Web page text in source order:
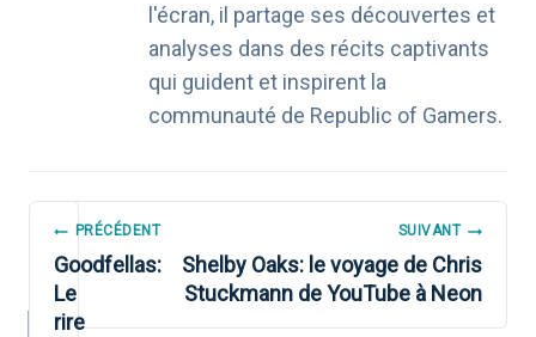
l'écran, il partage ses découvertes et
analyses dans des récits captivants
qui guident et inspirent la
communauté de Republic of Gamers.
NAVIGATION
DE
L’ARTICLE
PRÉCÉDENT
Goodfellas:
Le
rire
SUIVANT
Shelby Oaks: le voyage de Chris
Stuckmann de YouTube à Neon